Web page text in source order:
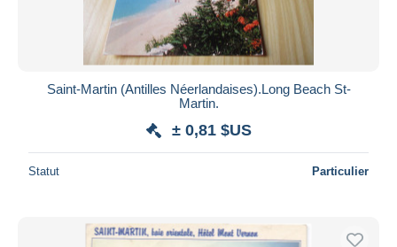
Saint-Martin (Antilles Néerlandaises).Long Beach St-
Martin.
± 0,81 $US
Statut Particulier